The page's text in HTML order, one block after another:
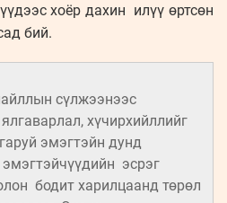
хоёр дахин илүү өртсөн
бий.
сүлжээнээс
хүчирхийллийг
эмэгтэйн дунд
эсрэг
бодит харилцаанд төрөл